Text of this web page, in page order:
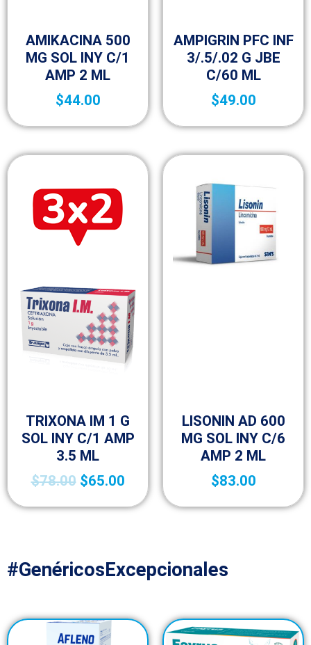
AMIKACINA 500
MG SOL INY C/1
AMP 2 ML
$44.00
AMPIGRIN PFC INF
3/.5/.02 G JBE
C/60 ML
$49.00
TRIXONA IM 1 G
SOL INY C/1 AMP
3.5 ML
$78.00 $65.00
LISONIN AD 600
MG SOL INY C/6
AMP 2 ML
$83.00
#GenéricosExcepcionales